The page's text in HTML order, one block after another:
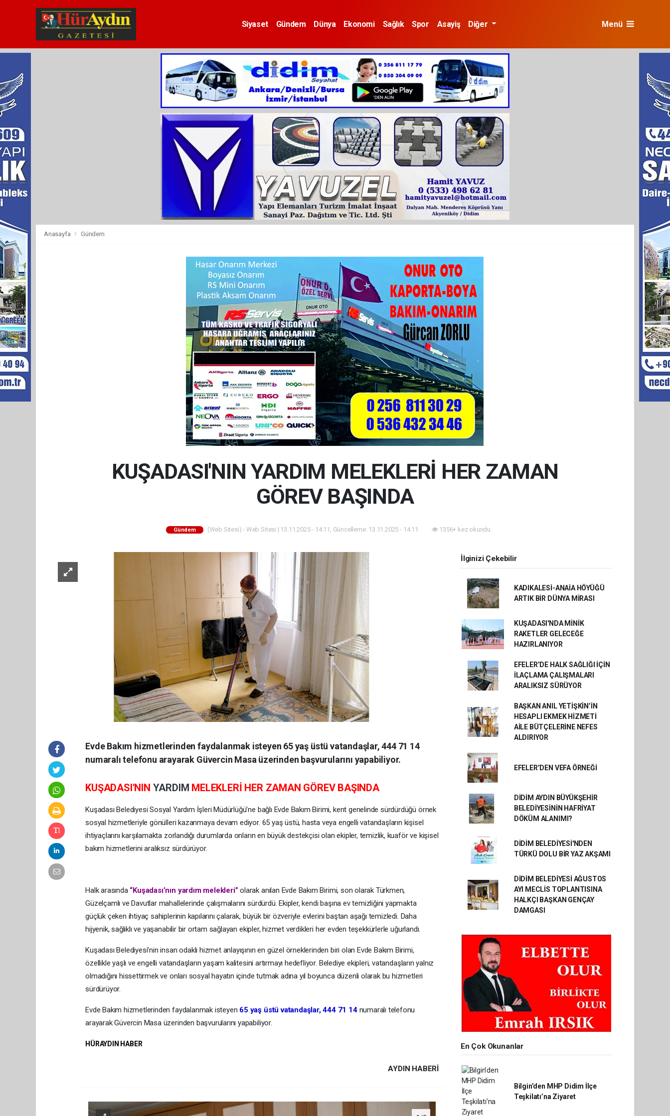
Siyaset Gündem Dünya Ekonomi Sağlık Spor Asayiş Diğer Menü
Anasayfa Gündem
KUŞADASI'NIN YARDIM MELEKLERİ HER ZAMAN
GÖREV BAŞINDA
Gündem (Web Sitesi) - Web Sitesi | 13.11.2025 - 14:11, Güncelleme: 13.11.2025 - 14:11 1356+ kez okundu.
Evde Bakım hizmetlerinden faydalanmak isteyen 65 yaş üstü vatandaşlar, 444 71 14
numaralı telefonu arayarak Güvercin Masa üzerinden başvurularını yapabiliyor.
KUŞADASI'NIN YARDIM MELEKLERİ HER ZAMAN GÖREV BAŞINDA
Kuşadası Belediyesi Sosyal Yardım İşleri Müdürlüğü’ne bağlı Evde Bakım Birimi, kent genelinde sürdürdüğü örnek
sosyal hizmetleriyle gönülleri kazanmaya devam ediyor. 65 yaş üstü, hasta veya engelli vatandaşların kişisel
ihtiyaçlarını karşılamakta zorlandığı durumlarda onların en büyük destekçisi olan ekipler, temizlik, kuaför ve kişisel
bakım hizmetlerini aralıksız sürdürüyor.
Halk arasında “Kuşadası’nın yardım melekleri” olarak anılan Evde Bakım Birimi, son olarak Türkmen,
Güzelçamlı ve Davutlar mahallelerinde çalışmalarını sürdürdü. Ekipler, kendi başına ev temizliğini yapmakta
güçlük çeken ihtiyaç sahiplerinin kapılarını çalarak, büyük bir özveriyle evlerini baştan aşağı temizledi. Daha
hijyenik, sağlıklı ve yaşanabilir bir ortam sağlayan ekipler, hizmet verdikleri her evden teşekkürlerle uğurlandı.
Kuşadası Belediyesi’nin insan odaklı hizmet anlayışının en güzel örneklerinden biri olan Evde Bakım Birimi,
özellikle yaşlı ve engelli vatandaşların yaşam kalitesini artırmayı hedefliyor. Belediye ekipleri, vatandaşların yalnız
olmadığını hissettirmek ve onları sosyal hayatın içinde tutmak adına yıl boyunca düzenli olarak bu hizmetleri
sürdürüyor.
Evde Bakım hizmetlerinden faydalanmak isteyen 65 yaş üstü vatandaşlar, 444 71 14numaralı telefonu
arayarak Güvercin Masa üzerinden başvurularını yapabiliyor.
HÜRAYDIN HABER
AYDIN HABERİ
İlginizi Çekebilir
KADIKALESİ-ANAİA HÖYÜĞÜ
ARTIK BİR DÜNYA MİRASI
KUŞADASI'NDA MİNİK
RAKETLER GELECEĞE
HAZIRLANIYOR
EFELER’DE HALK SAĞLIĞI İÇİN
İLAÇLAMA ÇALIŞMALARI
ARALIKSIZ SÜRÜYOR
BAŞKAN ANIL YETİŞKİN’İN
HESAPLI EKMEK HİZMETİ
AİLE BÜTÇELERİNE NEFES
ALDIRIYOR
EFELER’DEN VEFA ÖRNEĞİ
DİDİM AYDIN BÜYÜKŞEHİR
BELEDİYESİNİN HAFRİYAT
DÖKÜM ALANIMI?
DİDİM BELEDİYESİ'NDEN
TÜRKÜ DOLU BİR YAZ AKŞAMI
DİDİM BELEDİYESİ AĞUSTOS
AYI MECLİS TOPLANTISINA
HALKÇI BAŞKAN GENÇAY
DAMGASI
En Çok Okunanlar
Bilgin’den MHP Didim İlçe
Teşkilatı’na Ziyaret